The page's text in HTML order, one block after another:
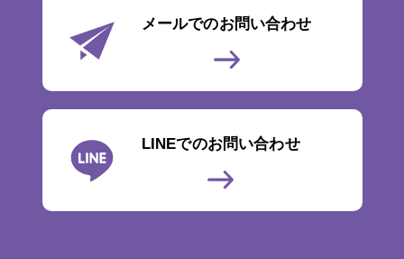
メールでのお問い合わせ
LINEでのお問い合わせ